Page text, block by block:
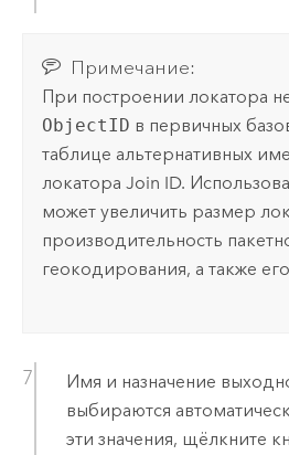
Примечание:
При построении локатора
ObjectID в первичных
таблице альтернативных
локатора Join ID.
может увеличить размер
производительность
геокодирования, а также
Имя и назначение
выбираются
эти значения, щёлкните